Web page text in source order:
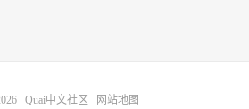
Quai中文社区 网站地图